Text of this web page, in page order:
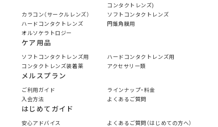
コンタクトレンズ)
カラコン（サークルレンズ）
ソフトコンタクトレンズ
ハードコンタクトレンズ
円錐角膜用
オルソケラトロジー
ケア用品
ソフトコンタクトレンズ用
ハードコンタクトレンズ用
コンタクトレンズ装着薬
アクセサリー類
メルスプラン
ご利用ガイド
ラインナップ・料金
入会方法
よくあるご質問
はじめてガイド
安心アドバイス
よくあるご質問（はじめての方へ）